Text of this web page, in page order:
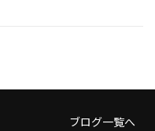
ブログ一覧へ